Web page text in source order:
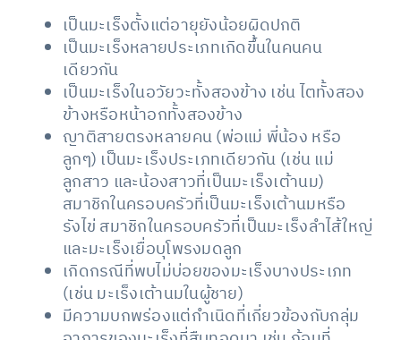
เป็นมะเร็งตั้งแต่อายุยังน้อยผิดปกติ
เป็นมะเร็งหลายประเภทเกิดขึ้นในคนคน
เดียวกัน
เป็นมะเร็งในอวัยวะทั้งสองข้าง เช่น ไตทั้งสอง
ข้างหรือหน้าอกทั้งสองข้าง
ญาติสายตรงหลายคน (พ่อแม่ พี่น้อง หรือ
ลูกๆ) เป็นมะเร็งประเภทเดียวกัน (เช่น แม่
ลูกสาว และน้องสาวที่เป็นมะเร็งเต้านม)
สมาชิกในครอบครัวที่เป็นมะเร็งเต้านมหรือ
รังไข่ สมาชิกในครอบครัวที่เป็นมะเร็งลำไส้ใหญ่
และมะเร็งเยื่อบุโพรงมดลูก
เกิดกรณีที่พบไม่บ่อยของมะเร็งบางประเภท
(เช่น มะเร็งเต้านมในผู้ชาย)
มีความบกพร่องแต่กำเนิดที่เกี่ยวข้องกับกลุ่ม